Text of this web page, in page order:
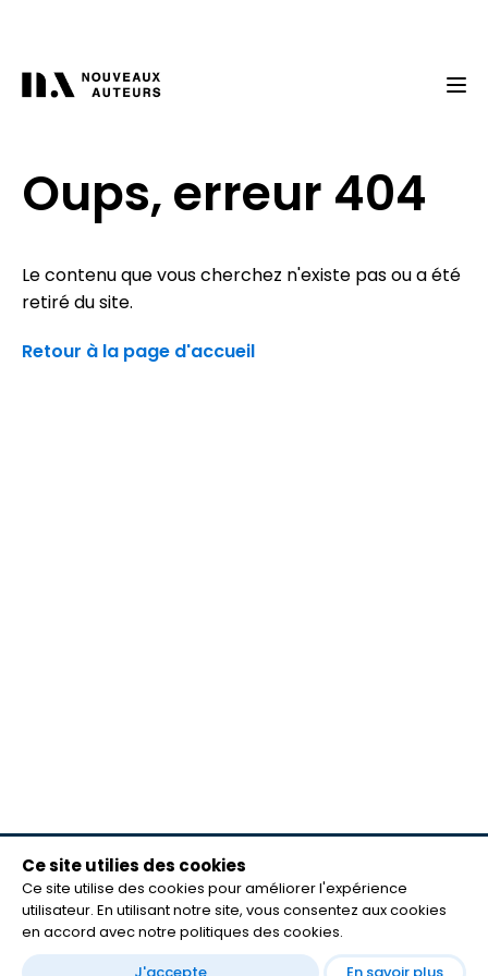
Oups, erreur 404
Le contenu que vous cherchez n'existe pas ou a été
retiré du site.
Retour à la page d'accueil
meilleurs lecteurs
FAQ
Contact
Ce site utilies des cookies
Ce site utilise des cookies pour améliorer l'expérience
utilisateur. En utilisant notre site, vous consentez aux cookies
en accord avec notre politiques des cookies.